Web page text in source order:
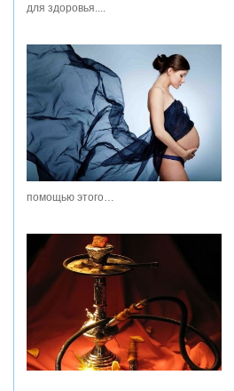
для здоровья....
помощью этого…